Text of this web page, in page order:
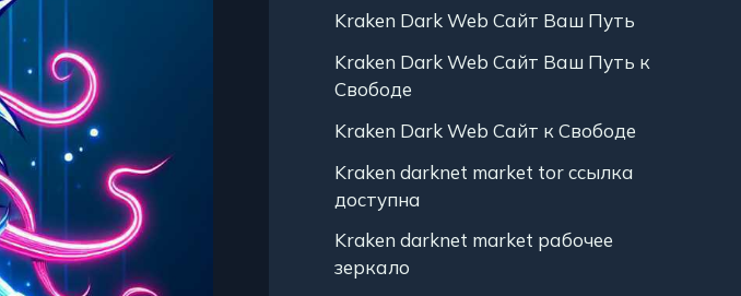
Kraken Dark Web Сайт Ваш Путь
Kraken Dark Web Сайт Ваш Путь к
Свободе
Kraken Dark Web Сайт к Свободе
Kraken darknet market tor ссылка
доступна
Kraken darknet market рабочее
зеркало